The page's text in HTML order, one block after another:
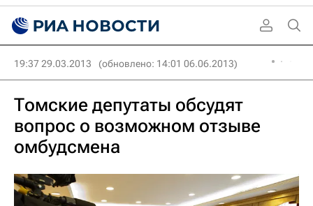
19:37 29.03.2013 (обновлено: 14:01 06.06.2013)
Томские депутаты обсудят
вопрос о возможном отзыве
омбудсмена